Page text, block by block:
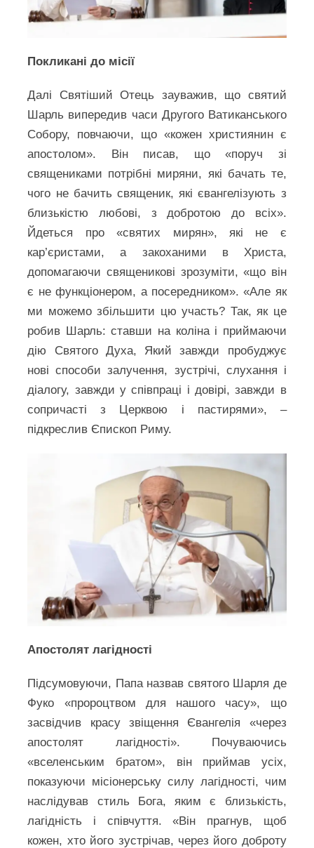
Покликані до місії
Далі Святіший Отець зауважив, що святий
Шарль випередив часи Другого Ватиканського
Собору, повчаючи, що «кожен християнин є
апостолом». Він писав, що «поруч зі
священиками потрібні миряни, які бачать те,
чого не бачить священик, які євангелізують з
близькістю любові, з добротою до всіх».
Йдеться про «святих мирян», які не є
кар’єристами, а закоханими в Христа,
допомагаючи священикові зрозуміти, «що він
є не функціонером, а посередником». «Але як
ми можемо збільшити цю участь? Так, як це
робив Шарль: ставши на коліна і приймаючи
дію Святого Духа, Який завжди пробуджує
нові способи залучення, зустрічі, слухання і
діалогу, завжди у співпраці і довірі, завжди в
сопричасті з Церквою і пастирями», –
підкреслив Єпископ Риму.
Апостолят лагідності
Підсумовуючи, Папа назвав святого Шарля де
Фуко «пророцтвом для нашого часу», що
засвідчив красу звіщення Євангелія «через
апостолят лагідності». Почуваючись
«вселенським братом», він приймав усіх,
показуючи місіонерську силу лагідності, чим
наслідував стиль Бога, яким є близькість,
лагідність і співчуття. «Він прагнув, щоб
кожен, хто його зустрічав, через його доброту